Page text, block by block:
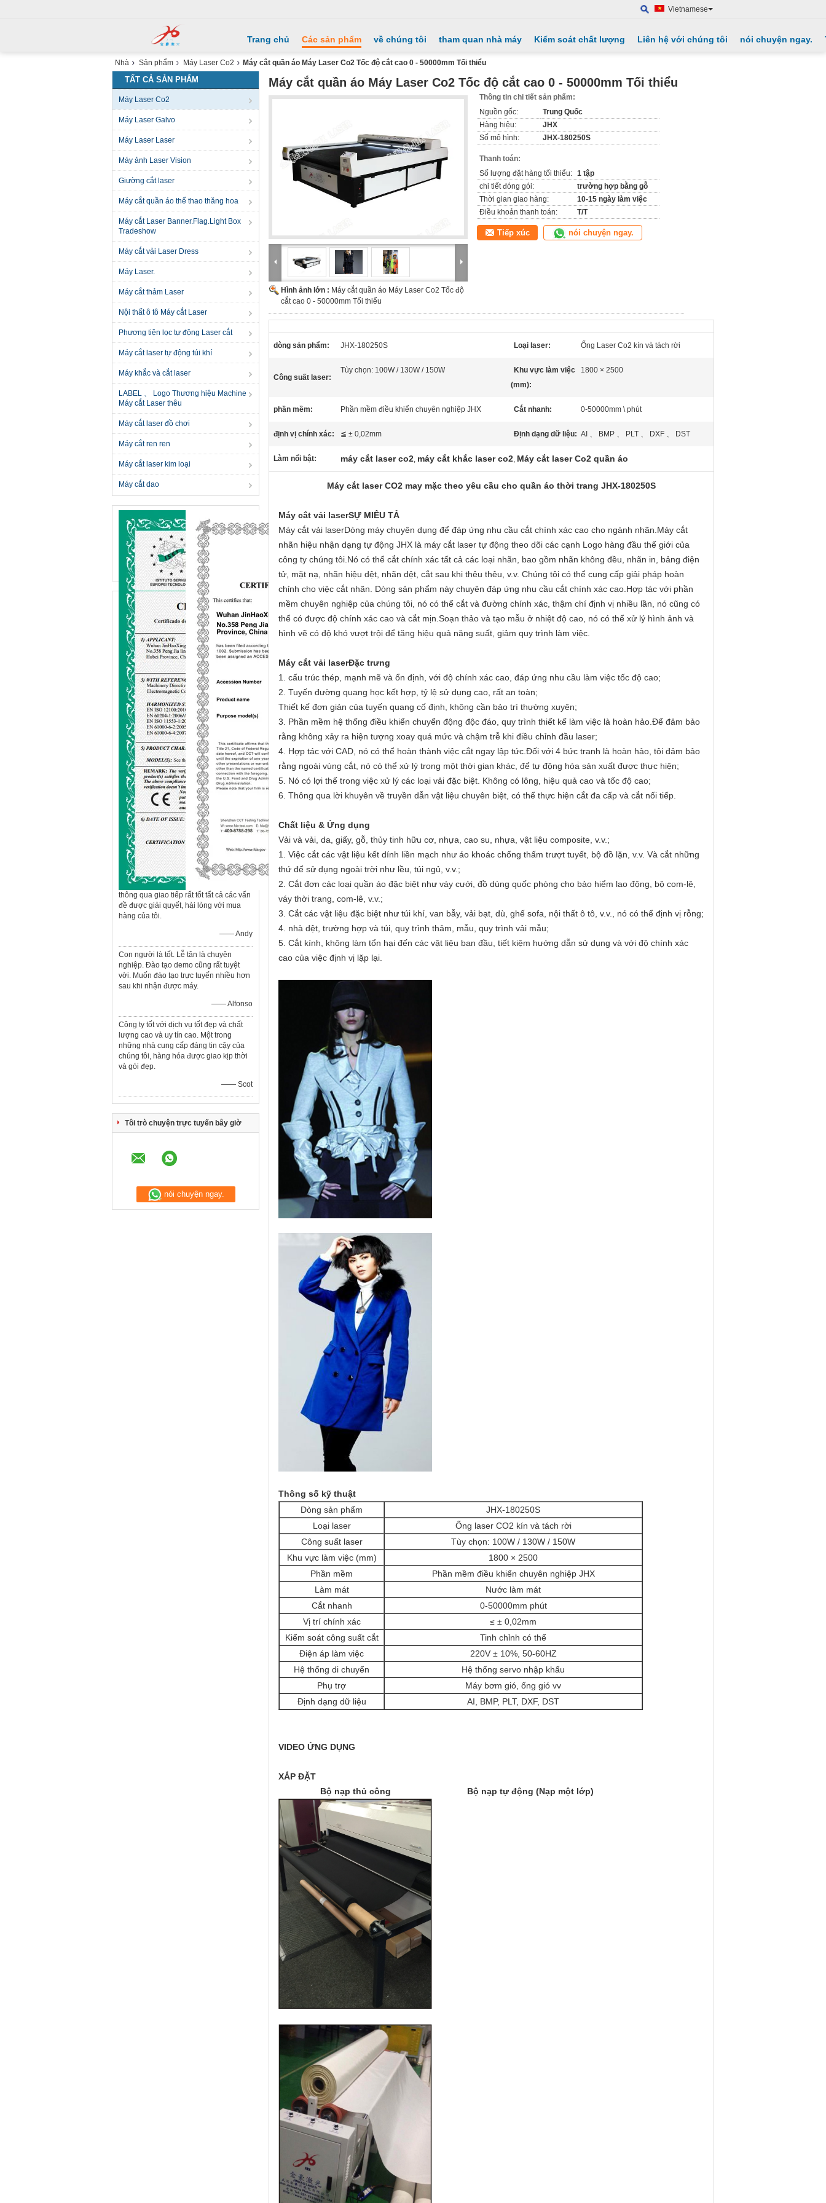
Vietnamese
Trang chủ Các sản phẩm về chúng tôi tham quan nhà máy Kiểm soát chất lượng Liên hệ với chúng tôi nói chuyện ngay.
Nhà Sản phẩm Máy Laser Co2 Máy cắt quần áo Máy Laser Co2 Tốc độ cắt cao 0 - 50000mm Tối thiểu
TẤT CẢ SẢN PHẨM
Máy Laser Co2
Máy Laser Galvo
Máy Laser Laser
Máy ảnh Laser Vision
Giường cắt laser
Máy cắt quần áo thể thao thăng hoa
Máy cắt Laser Banner.Flag.Light Box
Tradeshow
Máy cắt vải Laser Dress
Máy Laser.
Máy cắt thảm Laser
Nội thất ô tô Máy cắt Laser
Phương tiện lọc tự động Laser cắt
Máy cắt laser tự động túi khí
Máy khắc và cắt laser
LABEL 、 Logo Thương hiệu Machine
Máy cắt Laser thêu
Máy cắt laser đồ chơi
Máy cắt ren ren
Máy cắt laser kim loại
Máy cắt dao
thông qua giao tiếp rất tốt tất cả các vấn
đề được giải quyết, hài lòng với mua
hàng của tôi.
—— Andy
Con người là tốt. Lễ tân là chuyên
nghiệp. Đào tạo demo cũng rất tuyệt
vời. Muốn đào tạo trực tuyến nhiều hơn
sau khi nhận được máy.
—— Alfonso
Công ty tốt với dịch vụ tốt đẹp và chất
lượng cao và uy tín cao. Một trong
những nhà cung cấp đáng tin cậy của
chúng tôi, hàng hóa được giao kịp thời
và gói đẹp.
—— Scot
Tôi trò chuyện trực tuyến bây giờ
nói chuyện ngay.
Máy cắt quần áo Máy Laser Co2 Tốc độ cắt cao 0 - 50000mm Tối thiểu
Hình ảnh lớn : Máy cắt quần áo Máy Laser Co2 Tốc độ
cắt cao 0 - 50000mm Tối thiểu
Thông tin chi tiết sản phẩm:
Nguồn gốc:
Trung Quốc
Hàng hiệu:
JHX
Số mô hình:
JHX-180250S
Thanh toán:
Số lượng đặt hàng tối thiểu: 1 tập
chi tiết đóng gói:
trường hợp bằng gỗ
Thời gian giao hàng:
10-15 ngày làm việc
Điều khoản thanh toán:
T/T
Tiếp xúc nói chuyện ngay.
dòng sản phẩm: JHX-180250S Loại laser: Ống Laser Co2 kín và tách rời
Công suất laser:
Tùy chọn: 100W / 130W / 150W
Khu vực làm việc
(mm):
1800 × 2500
phần mềm: Phần mềm điều khiển chuyên nghiệp JHX Cắt nhanh: 0-50000mm \ phút
định vị chính xác: ≦ ± 0,02mm Định dạng dữ liệu: AI 、 BMP 、 PLT 、 DXF 、 DST
Làm nổi bật: máy cắt laser co2, máy cắt khắc laser co2, Máy cắt laser Co2 quần áo
Máy cắt laser CO2 may mặc theo yêu cầu cho quần áo thời trang JHX-180250S
Máy cắt vải laserSỰ MIÊU TẢ
Máy cắt vải laserDòng máy chuyên dụng để đáp ứng nhu cầu cắt chính xác cao cho ngành nhãn.Máy cắt
nhãn hiệu nhận dạng tự động JHX là máy cắt laser tự động theo dõi các cạnh Logo hàng đầu thế giới của
công ty chúng tôi.Nó có thể cắt chính xác tất cả các loại nhãn, bao gồm nhãn không đều, nhãn in, bảng điện
tử, mặt nạ, nhãn hiệu dệt, nhãn dệt, cắt sau khi thêu thêu, v.v. Chúng tôi có thể cung cấp giải pháp hoàn
chỉnh cho việc cắt nhãn. Dòng sản phẩm này chuyên đáp ứng nhu cầu cắt chính xác cao.Hợp tác với phần
mềm chuyên nghiệp của chúng tôi, nó có thể cắt và đường chính xác, thậm chí định vị nhiều lần, nó cũng có
thể có được độ chính xác cao và cắt mịn.Soạn thảo và tạo mẫu ở nhiệt độ cao, nó có thể xử lý hình ảnh và
hình vẽ có độ khó vượt trội để tăng hiệu quả năng suất, giảm quy trình làm việc.
Máy cắt vải laserĐặc trưng
1. cấu trúc thép, mạnh mẽ và ổn định, với độ chính xác cao, đáp ứng nhu cầu làm việc tốc độ cao;
2. Tuyến đường quang học kết hợp, tỷ lệ sử dụng cao, rất an toàn;
Thiết kế đơn giản của tuyến quang cố định, không cần bảo trì thường xuyên;
3. Phần mềm hệ thống điều khiển chuyển động độc đáo, quy trình thiết kế làm việc là hoàn hảo.Để đảm bảo
rằng không xảy ra hiện tượng xoay quá mức và chậm trễ khi điều chỉnh đầu laser;
4. Hợp tác với CAD, nó có thể hoàn thành việc cắt ngay lập tức.Đối với 4 bức tranh là hoàn hảo, tôi đảm bảo
rằng ngoài vùng cắt, nó có thể xử lý trong một thời gian khác, để tự động hóa sản xuất được thực hiện;
5. Nó có lợi thế trong việc xử lý các loại vải đặc biệt. Không có lông, hiệu quả cao và tốc độ cao;
6. Thông qua lời khuyên về truyền dẫn vật liệu chuyên biệt, có thể thực hiện cắt đa cấp và cắt nối tiếp.
Chất liệu & Ứng dụng
Vải và vải, da, giấy, gỗ, thủy tinh hữu cơ, nhựa, cao su, nhựa, vật liệu composite, v.v.;
1. Việc cắt các vật liệu kết dính liền mạch như áo khoác chống thấm trượt tuyết, bộ đồ lặn, v.v. Và cắt những
thứ để sử dụng ngoài trời như lều, túi ngủ, v.v.;
2. Cắt đơn các loại quần áo đặc biệt như váy cưới, đồ dùng quốc phòng cho bảo hiểm lao động, bộ com-lê,
váy thời trang, com-lê, v.v.;
3. Cắt các vật liệu đặc biệt như túi khí, van bẫy, vải bạt, dù, ghế sofa, nội thất ô tô, v.v., nó có thể định vị rỗng;
4. nhà dệt, trường hợp và túi, quy trình thảm, mẫu, quy trình vải mẫu;
5. Cắt kính, không làm tổn hại đến các vật liệu ban đầu, tiết kiệm hướng dẫn sử dụng và với độ chính xác
cao của việc định vị lặp lại.
Thông số kỹ thuật
Dòng sản phẩm
JHX-180250S
Loại laser
Ống laser CO2 kín và tách rời
Công suất laser
Tùy chọn: 100W / 130W / 150W
Khu vực làm việc (mm)
1800 × 2500
Phần mềm
Phần mềm điều khiển chuyên nghiệp JHX
Làm mát
Nước làm mát
Cắt nhanh
0-50000mm phút
Vị trí chính xác
≤ ± 0,02mm
Kiểm soát công suất cắt
Tinh chỉnh có thể
Điện áp làm việc
220V ± 10%, 50-60HZ
Hệ thống di chuyển
Hệ thống servo nhập khẩu
Phụ trợ
Máy bơm gió, ống gió vv
Định dạng dữ liệu
AI, BMP, PLT, DXF, DST
VIDEO ỨNG DỤNG
XẮP ĐẶT
Bộ nạp thủ công
Bộ nạp tự động (Nạp ​​một lớp)